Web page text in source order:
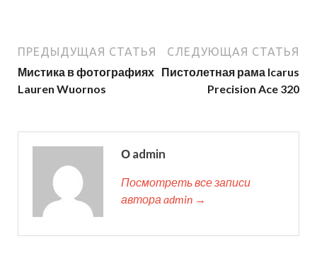
ПРЕДЫДУЩАЯ СТАТЬЯ
Мистика в фотографиях
Lauren Wuornos
СЛЕДУЮЩАЯ СТАТЬЯ
Пистолетная рама Icarus
Precision Ace 320
О admin
Посмотреть все записи
автора admin →